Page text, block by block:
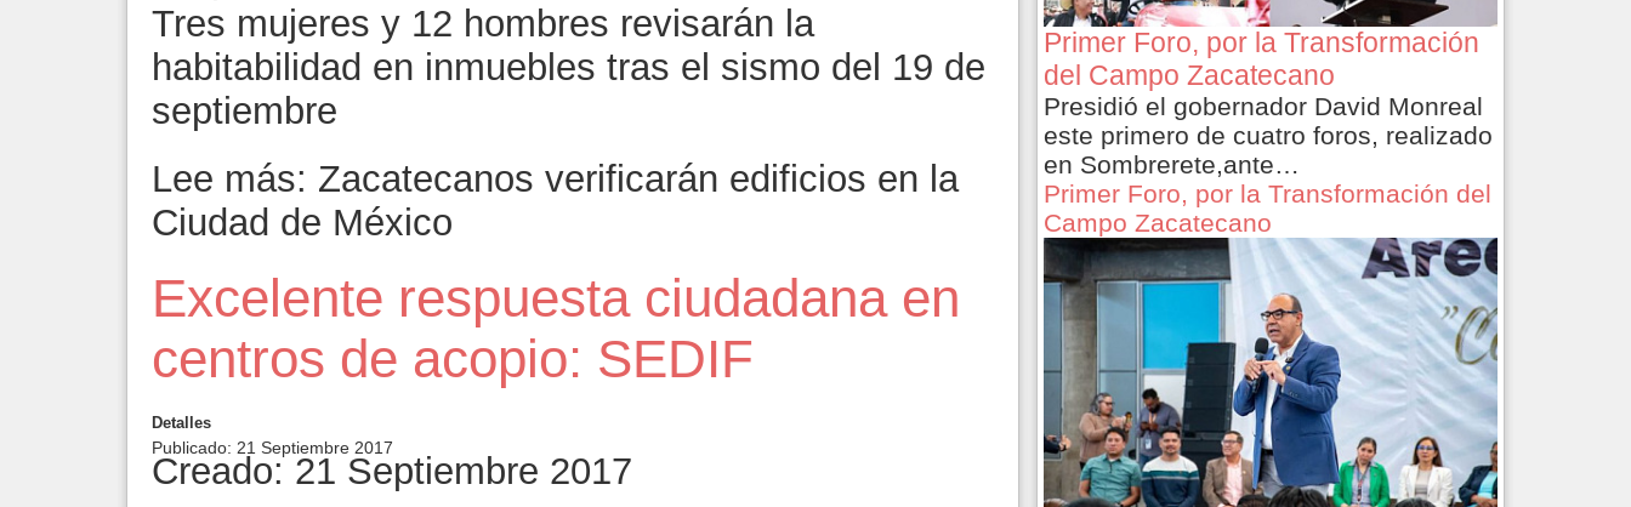
Tres mujeres y 12 hombres revisarán la
habitabilidad en inmuebles tras el sismo del 19 de
septiembre
Lee más: Zacatecanos verificarán edificios en la
Ciudad de México
Excelente respuesta ciudadana en
centros de acopio: SEDIF
Detalles
Publicado: 21 Septiembre 2017
Creado: 21 Septiembre 2017
Primer Foro, por la Transformación
del Campo Zacatecano
Presidió el gobernador David Monreal
este primero de cuatro foros, realizado
en Sombrerete,ante…
Primer Foro, por la Transformación del
Campo Zacatecano